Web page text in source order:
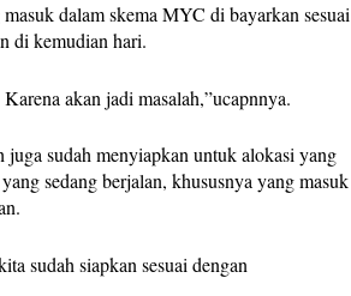
dalam skema MYC di bayarkan sesuai
di kemudian hari.
akan jadi masalah,”ucapnnya.
sudah menyiapkan untuk alokasi yang
sedang berjalan, khususnya yang masuk
sudah siapkan sesuai dengan